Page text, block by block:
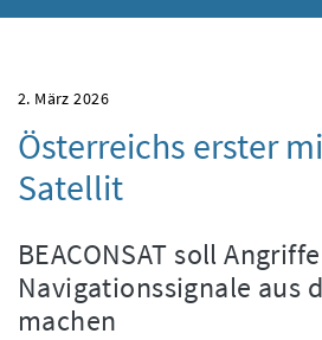
2. März 2026
Österreichs erster
Satellit
BEACONSAT soll
Navigationssignale aus
machen